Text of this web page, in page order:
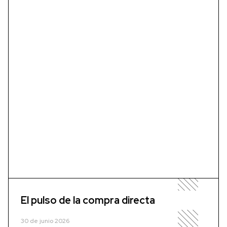
El pulso de la compra directa
30 de junio 2026